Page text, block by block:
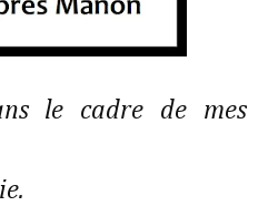
le cadre de mes